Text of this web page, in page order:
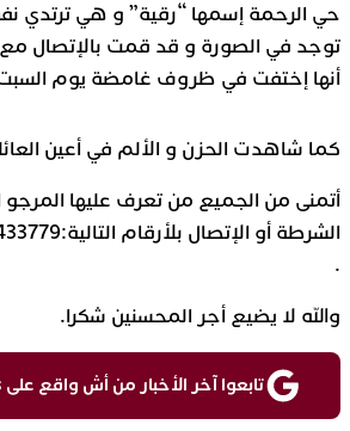
حي الرحمة إسمها “رقية” و هي ترتدي
توجد في الصورة و قد قمت بالإتصال مع
أنها إختفت في ظروف غامضة يوم
كما شاهدت الحزن و الألم في أعين
أتمنى من الجميع من تعرف عليها المرجو
الشرطة أو
.
والله لا يضيع أجر المحسنين شكرا.
تابعوا آخر الأخبار من أش واقع على Google News